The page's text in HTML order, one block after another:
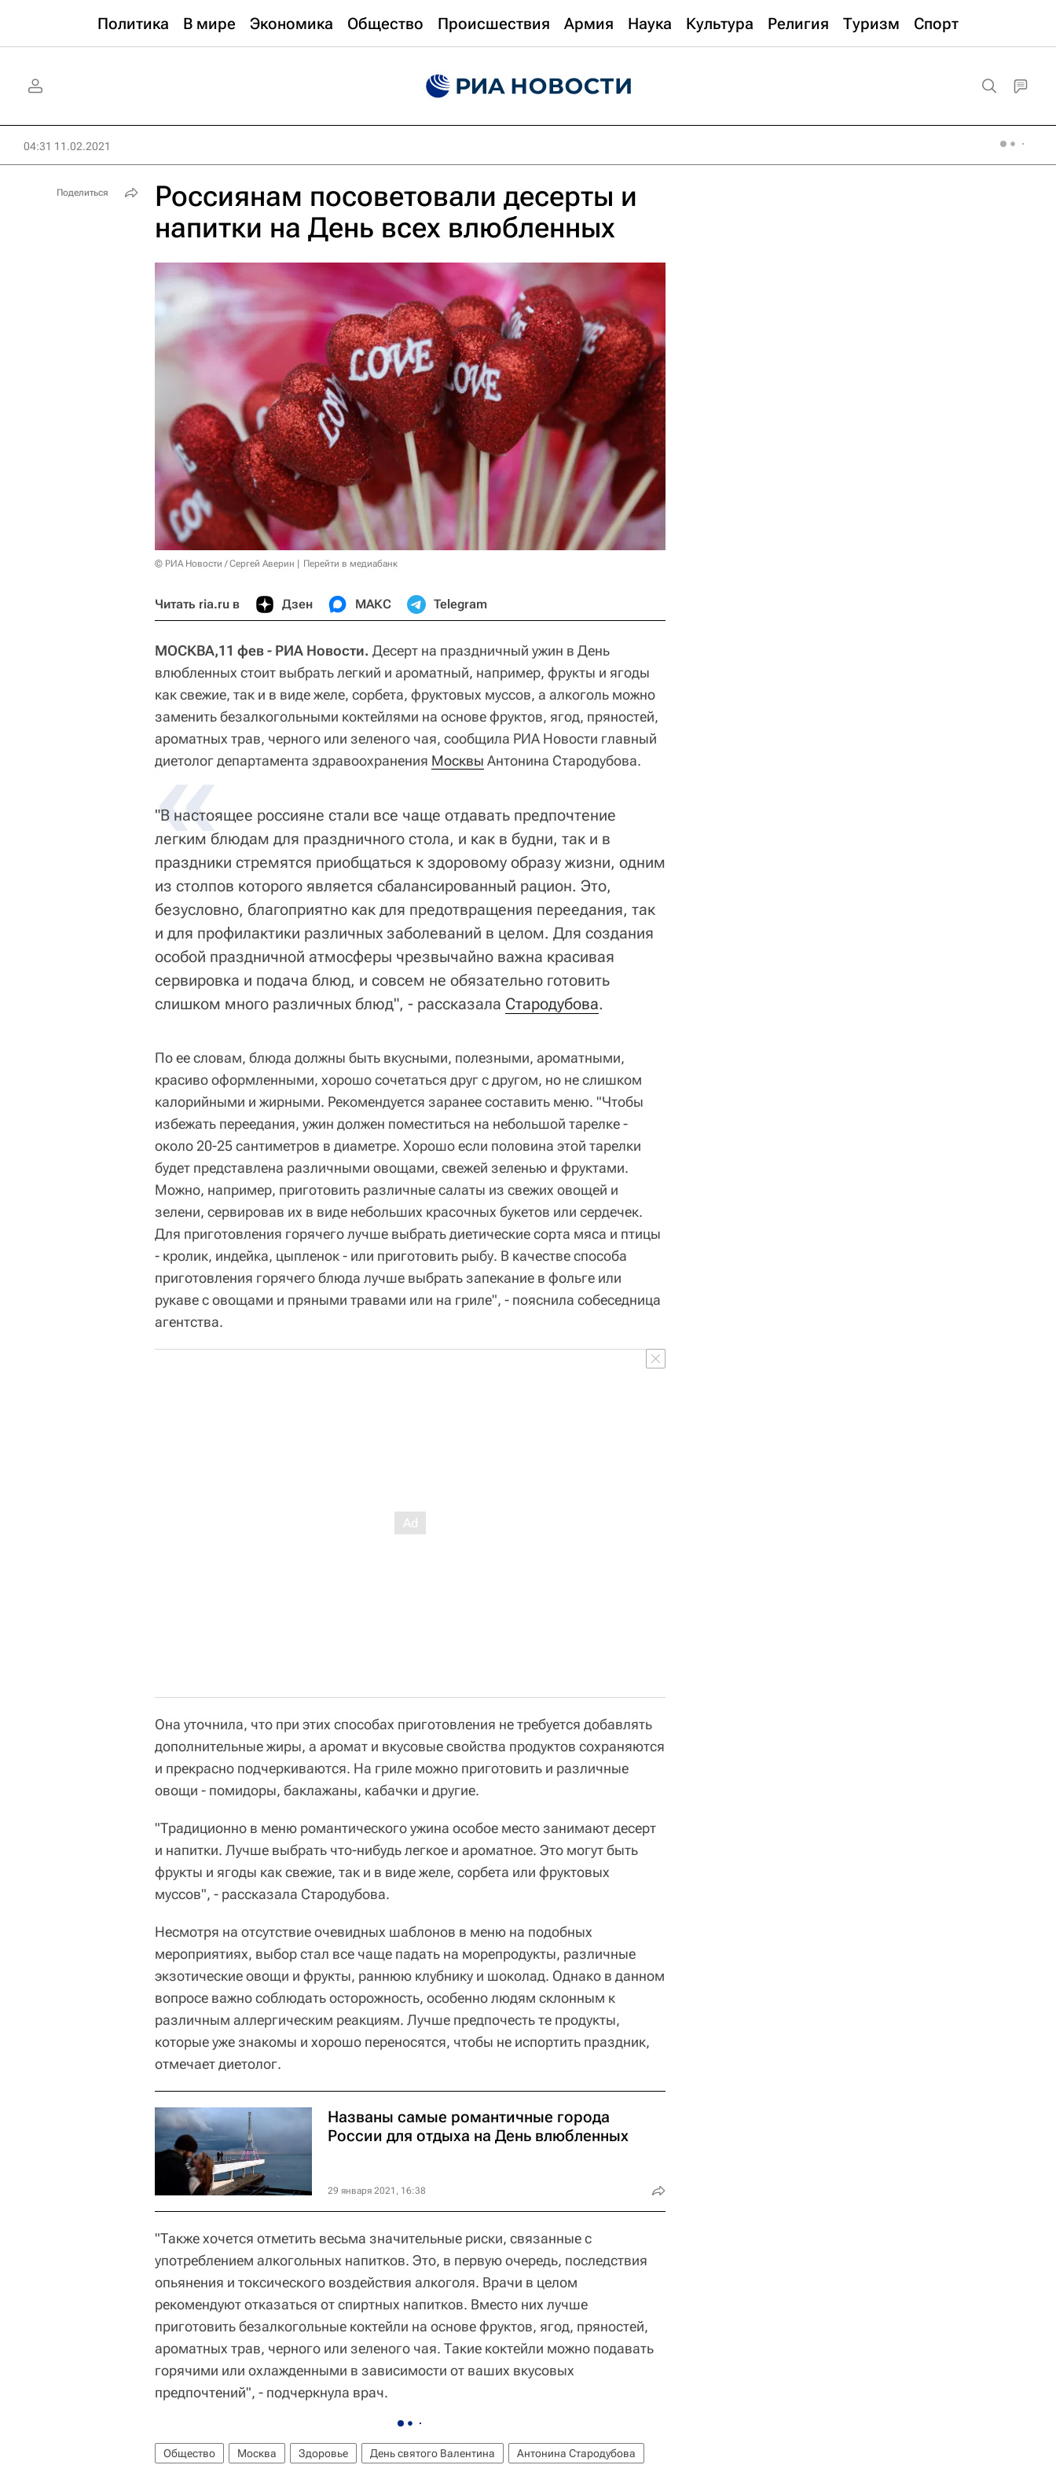
Политика В мире Экономика Общество Происшествия Армия Наука Культура Религия Туризм Спорт
04:31 11.02.2021
Россиянам посоветовали десерты и
напитки на День всех влюбленных
© РИА Новости / Сергей Аверин Перейти в медиабанк
Читать ria.ru в Дзен МАКС Telegram
МОСКВА,11 фев - РИА Новости. Десерт на праздничный ужин в День
влюбленных стоит выбрать легкий и ароматный, например, фрукты и ягоды
как свежие, так и в виде желе, сорбета, фруктовых муссов, а алкоголь можно
заменить безалкогольными коктейлями на основе фруктов, ягод, пряностей,
ароматных трав, черного или зеленого чая, сообщила РИА Новости главный
диетолог департамента здравоохранения Москвы Антонина Стародубова.
«
"В настоящее россияне стали все чаще отдавать предпочтение
легким блюдам для праздничного стола, и как в будни, так и в
праздники стремятся приобщаться к здоровому образу жизни, одним
из столпов которого является сбалансированный рацион. Это,
безусловно, благоприятно как для предотвращения переедания, так
и для профилактики различных заболеваний в целом. Для создания
особой праздничной атмосферы чрезвычайно важна красивая
сервировка и подача блюд, и совсем не обязательно готовить
слишком много различных блюд", - рассказала Стародубова.
По ее словам, блюда должны быть вкусными, полезными, ароматными,
красиво оформленными, хорошо сочетаться друг с другом, но не слишком
калорийными и жирными. Рекомендуется заранее составить меню. "Чтобы
избежать переедания, ужин должен поместиться на небольшой тарелке -
около 20-25 сантиметров в диаметре. Хорошо если половина этой тарелки
будет представлена различными овощами, свежей зеленью и фруктами.
Можно, например, приготовить различные салаты из свежих овощей и
зелени, сервировав их в виде небольших красочных букетов или сердечек.
Для приготовления горячего лучше выбрать диетические сорта мяса и птицы
- кролик, индейка, цыпленок - или приготовить рыбу. В качестве способа
приготовления горячего блюда лучше выбрать запекание в фольге или
рукаве с овощами и пряными травами или на гриле", - пояснила собеседница
агентства.
Она уточнила, что при этих способах приготовления не требуется добавлять
дополнительные жиры, а аромат и вкусовые свойства продуктов сохраняются
и прекрасно подчеркиваются. На гриле можно приготовить и различные
овощи - помидоры, баклажаны, кабачки и другие.
"Традиционно в меню романтического ужина особое место занимают десерт
и напитки. Лучше выбрать что-нибудь легкое и ароматное. Это могут быть
фрукты и ягоды как свежие, так и в виде желе, сорбета или фруктовых
муссов", - рассказала Стародубова.
Несмотря на отсутствие очевидных шаблонов в меню на подобных
мероприятиях, выбор стал все чаще падать на морепродукты, различные
экзотические овощи и фрукты, раннюю клубнику и шоколад. Однако в данном
вопросе важно соблюдать осторожность, особенно людям склонным к
различным аллергическим реакциям. Лучше предпочесть те продукты,
которые уже знакомы и хорошо переносятся, чтобы не испортить праздник,
отмечает диетолог.
Названы самые романтичные города
России для отдыха на День влюбленных
29 января 2021, 16:38
"Также хочется отметить весьма значительные риски, связанные с
употреблением алкогольных напитков. Это, в первую очередь, последствия
опьянения и токсического воздействия алкоголя. Врачи в целом
рекомендуют отказаться от спиртных напитков. Вместо них лучше
приготовить безалкогольные коктейли на основе фруктов, ягод, пряностей,
ароматных трав, черного или зеленого чая. Такие коктейли можно подавать
горячими или охлажденными в зависимости от ваших вкусовых
предпочтений", - подчеркнула врач.
Общество Москва Здоровье День святого Валентина
Антонина Стародубова
Поделиться